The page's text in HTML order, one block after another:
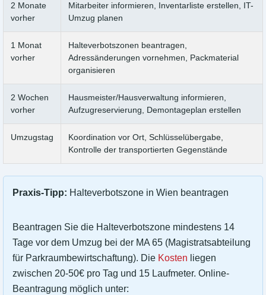
2 Monate
vorher
Mitarbeiter informieren, Inventarliste erstellen, IT-
Umzug planen
1 Monat
vorher
Halteverbotszonen beantragen,
Adressänderungen vornehmen, Packmaterial
organisieren
2 Wochen
vorher
Hausmeister/Hausverwaltung informieren,
Aufzugreservierung, Demontageplan erstellen
Umzugstag
Koordination vor Ort, Schlüsselübergabe,
Kontrolle der transportierten Gegenstände
Praxis-Tipp: Halteverbotszone in Wien beantragen
Beantragen Sie die Halteverbotszone mindestens 14
Tage vor dem Umzug bei der MA 65 (Magistratsabteilung
für Parkraumbewirtschaftung). Die Kosten liegen
zwischen 20-50€ pro Tag und 15 Laufmeter. Online-
Beantragung möglich unter: